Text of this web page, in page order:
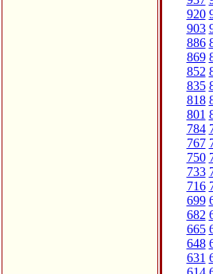
920
903
886
869
852
835
818
801
784
767
750
733
716
699
682
665
648
631